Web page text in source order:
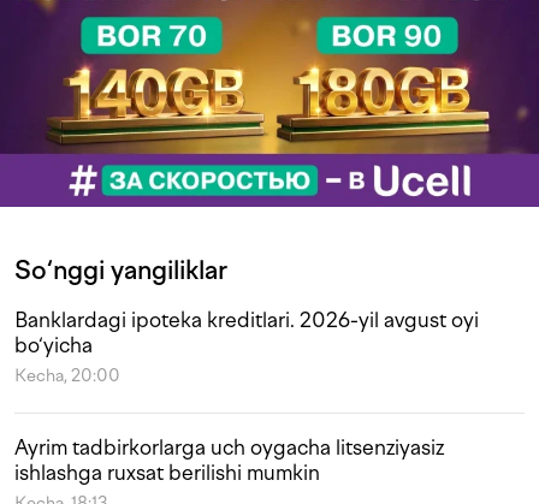
So‘nggi yangiliklar
Banklardagi ipoteka kreditlari. 2026-yil avgust oyi
bo‘yicha
Kecha, 20:00
Ayrim tadbirkorlarga uch oygacha litsenziyasiz
ishlashga ruxsat berilishi mumkin